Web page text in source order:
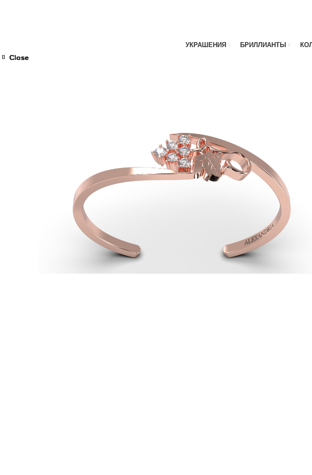
УКРАШЕНИЯ БРИЛЛИАНТЫ
Close
Close
Close
Close
Close
Close
Close
Close